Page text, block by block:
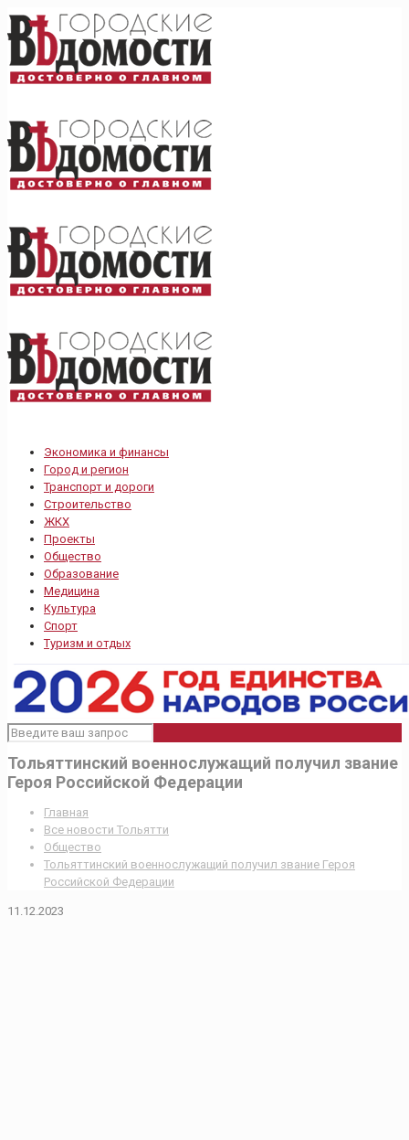
Экономика и финансы
Город и регион
Транспорт и дороги
Строительство
ЖКХ
Проекты
Общество
Образование
Медицина
Культура
Спорт
Туризм и отдых
Тольяттинский военнослужащий получил звание
Героя Российской Федерации
Главная
Все новости Тольятти
Общество
Тольяттинский военнослужащий получил звание Героя
Российской Федерации
11.12.2023